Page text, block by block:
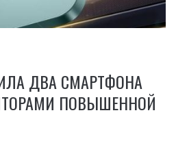
ДВА СМАРТФОНА
ПОВЫШЕННОЙ